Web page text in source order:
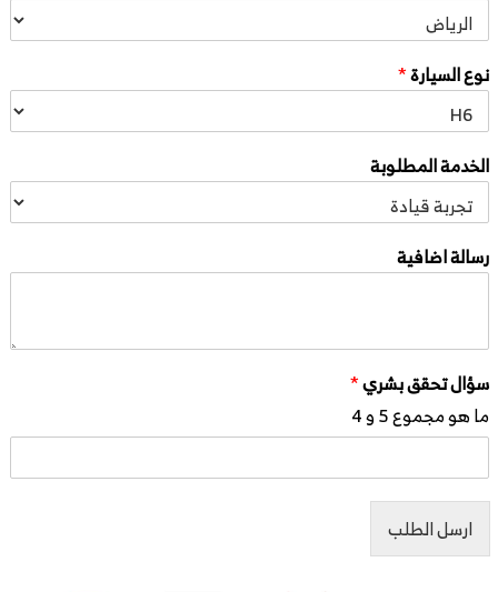
نوع السيارة*
الخدمة المطلوبة
رسالة اضافية
سؤال تحقق بشري*
ما هو مجموع 5 و 4
ارسل الطلب